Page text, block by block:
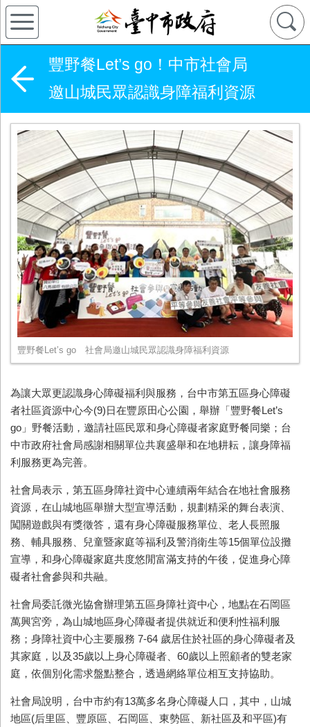
豐野餐Let’s go！中市社會局
邀山城民眾認識身障福利資源
豐野餐Let’s go 社會局邀山城民眾認識身障福利資源
為讓大眾更認識身心障礙福利與服務，台中市第五區身心障礙
者社區資源中心今(9)日在豐原田心公園，舉辦「豐野餐Let’s
go 」野餐活動，邀請社區民眾和身心障礙者家庭野餐同樂；台
中市政府社會局感謝相關單位共襄盛舉和在地耕耘，讓身障福
利服務更為完善。
社會局表示，第五區身障社資中心連續兩年結合在地社會服務
資源，在山城地區舉辦大型宣導活動，規劃精采的舞台表演、
闖關遊戲與有獎徵答，還有身心障礙服務單位、老人長照服
務、輔具服務、兒童暨家庭等福利及警消衛生等15個單位設攤
宣導，和身心障礙家庭共度悠閒富滿支持的午後，促進身心障
礙者社會參與和共融。
社會局委託微光協會辦理第五區身障社資中心，地點在石岡區
萬興宮旁，為山城地區身心障礙者提供就近和便利性福利服
務；身障社資中心主要服務 7-64 歲居住於社區的身心障礙者及
其家庭，以及35歲以上身心障礙者、 60歲以上照顧者的雙老家
庭，依個別化需求盤點整合，透過網絡單位相互支持協助。
社會局說明，台中市約有13萬多名身心障礙人口，其中，山城
地區(后里區、豐原區、石岡區、東勢區、新社區及和平區)有